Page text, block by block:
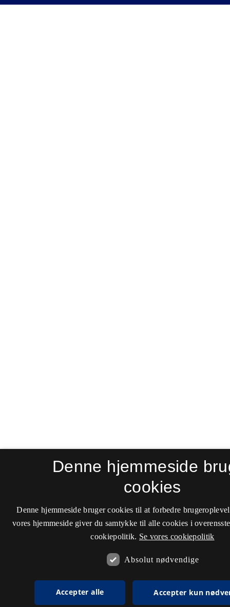
Denne hjemmeside
cookies
Denne hjemmeside bruger cookies til at forbedre
vores hjemmeside giver du samtykke til alle cookies i
cookiepolitik. Se vores cookiepolitik
Absolut nødvendige
Accepter alle Accepter kun